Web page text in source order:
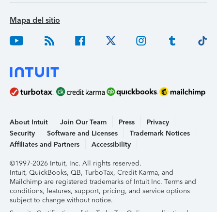
Mapa del sitio
About Intuit Join Our Team Press
Privacy
Security
Software and Licenses
Trademark Notices
Affiliates and Partners
Accessibility
©1997-2026 Intuit, Inc. All rights reserved.
Intuit, QuickBooks, QB, TurboTax, Credit Karma, and
Mailchimp are registered trademarks of Intuit Inc. Terms and
conditions, features, support, pricing, and service options
subject to change without notice.